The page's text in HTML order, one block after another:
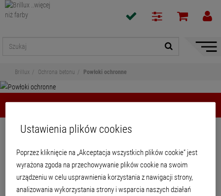
Pokaż
Brillux Ochrona betonu Powłoki ochronne
Powłoki ochronne
Ustawienia plików cookies
Poprzez kliknięcie na „Akceptacja wszystkich plików cookie” jest
wyrażona zgoda na przechowywanie plików cookie na swoim
urządzeniu w celu usprawnienia korzystania z nawigacji strony,
analizowania wykorzystania strony i wsparcia naszych działań